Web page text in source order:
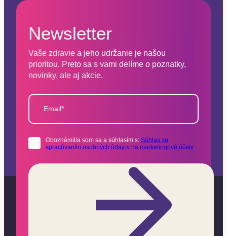
Newsletter
Vaše zdravie a jeho udržanie je našou
prioritou. Preto sa s vami delíme o poznatky,
novinky, ale aj akcie.
Email*
Oboznámil/a som sa a súhlasím s: Súhlas so
spracúvaním osobných údajov na marketingové účely.